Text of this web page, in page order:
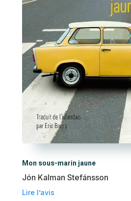
Mon sous-marin jaune
Jón Kalman Stefánsson
Lire l’avis